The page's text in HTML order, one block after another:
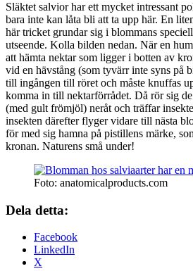
Släktet salvior har ett mycket intressant
bara inte kan låta bli att ta upp här. En
här tricket grundar sig i blommans
utseende. Kolla bilden nedan. När en
att hämta nektar som ligger i botten av
vid en hävstång (som tyvärr inte syns på
till ingången till röret och måste knuffas
komma in till nektarförrådet. Då rör sig
(med gult frömjöl) neråt och träffar
insekten därefter flyger vidare till nästa
för med sig hamna på pistillens märke,
kronan. Naturens små under!
Foto: anatomicalproducts.com
Dela detta:
Facebook
LinkedIn
X